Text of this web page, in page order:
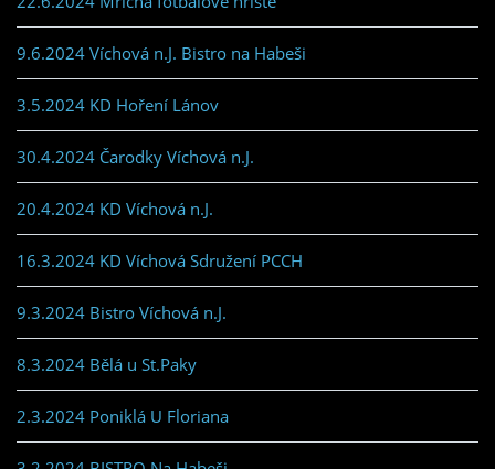
9.6.2024 Víchová n.J. Bistro na Habeši
3.5.2024 KD Hoření Lánov
30.4.2024 Čarodky Víchová n.J.
20.4.2024 KD Víchová n.J.
16.3.2024 KD Víchová Sdružení PCCH
9.3.2024 Bistro Víchová n.J.
8.3.2024 Bělá u St.Paky
2.3.2024 Poniklá U Floriana